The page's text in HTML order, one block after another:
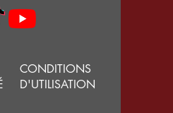
CONDITIONS
D'UTILISATION